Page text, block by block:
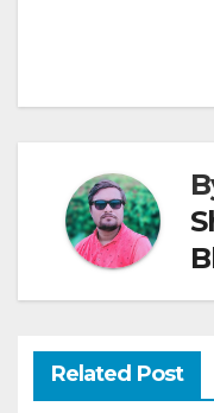
Related Post